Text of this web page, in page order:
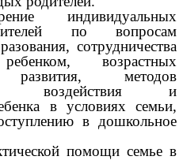
индивидуальных
по вопросам
сотрудничества
возрастных
развития, методов
воздействия и
в условиях семьи,
в дошкольное
помощи семьев